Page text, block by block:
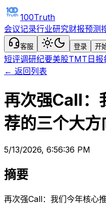
100Truth
会议记录行业研究财报预测
客服 登录 开
短评调研纪要美股TMT日报
← 返回列表
再次强Call：
荐的三个大方
5/13/2026, 6:56:36 PM
摘要
再次强Call：我们今年核心